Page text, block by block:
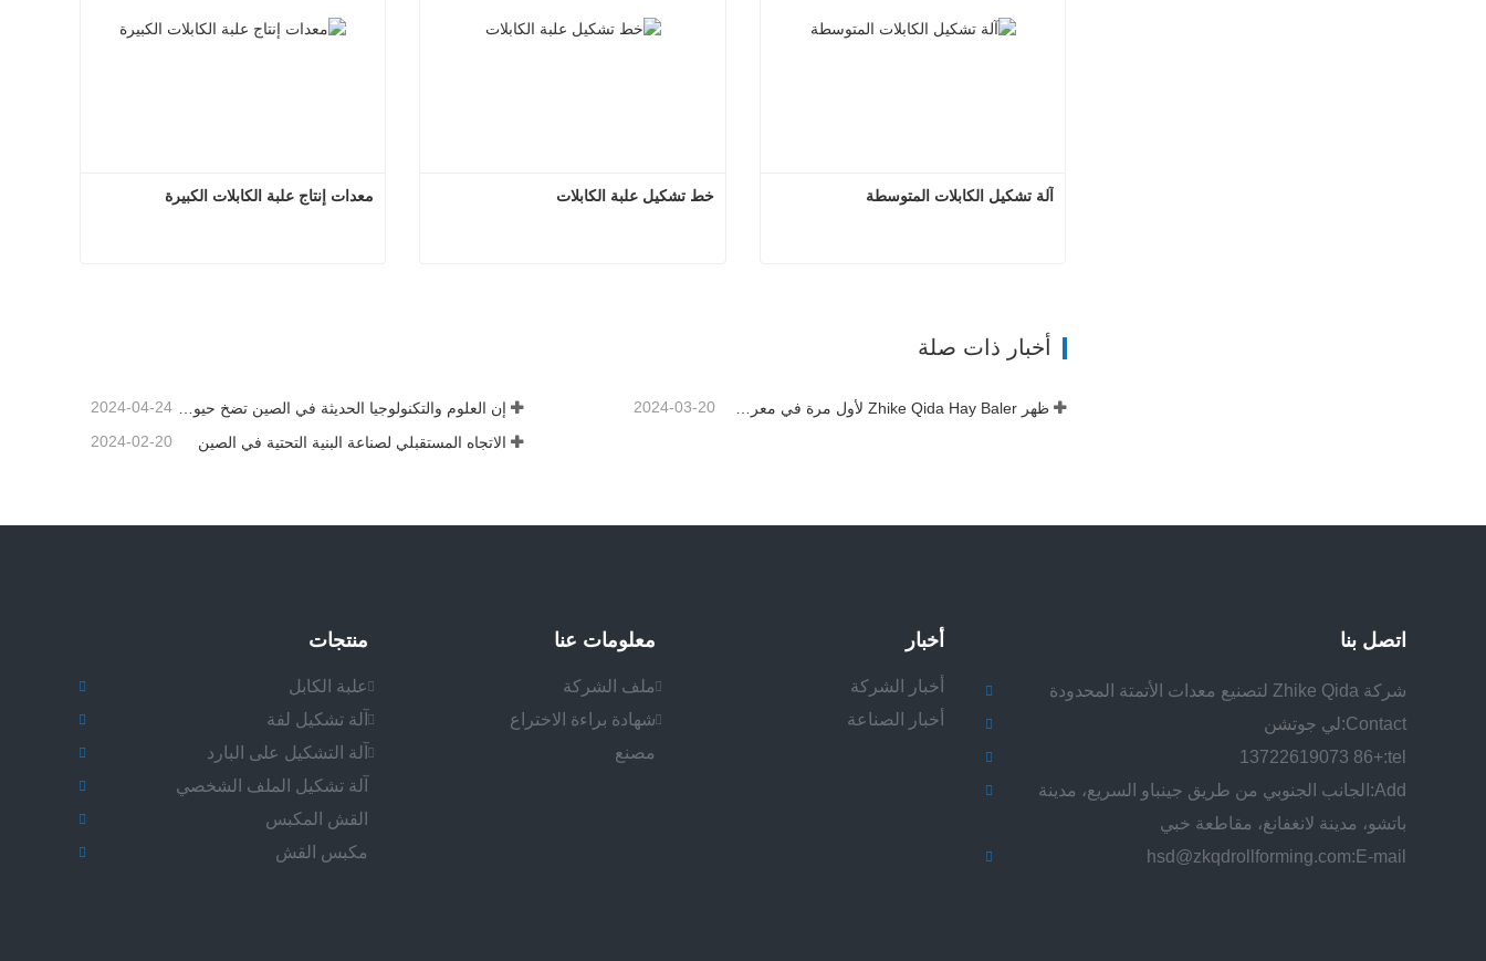
معدات إنتاج علبة الكابلات الكبيرة خط تشكيل علبة الكابلات آلة تشكيل الكابلات المتوسطة
أخبار ذات صلة
2024-04-24 2024-03-20
الاتجاه المستقبلي لصناعة البنية التحتية في الصين 2024-02-20
منتجات
علبة الكابل
آلة تشكيل لفة
آلة التشكيل على البارد
آلة تشكيل الملف الشخصي
القش المكبس
مكبس القش
معلومات عنا
ملف الشركة
شهادة براءة الاختراع
مصنع
أخبار
أخبار الشركة
أخبار الصناعة
اتصل بنا
شركة Zhike Qida لتصنيع معدات الأتمتة المحدودة
Contact: لي جوتشن
tel:
+86 13722619073
Add:
الجانب الجنوبي من طريق جينباو السريع، مدينة
باتشو، مدينة لانغفانغ، مقاطعة خبي
E-mail:
hsd@zkqdrollforming.com